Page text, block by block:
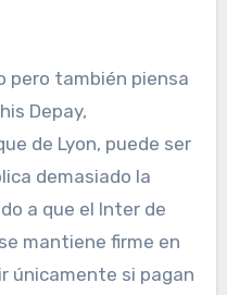
pero también piensa
Depay,
de Lyon, puede ser
demasiado la
a que el Inter de
mantiene firme en
únicamente si pagan